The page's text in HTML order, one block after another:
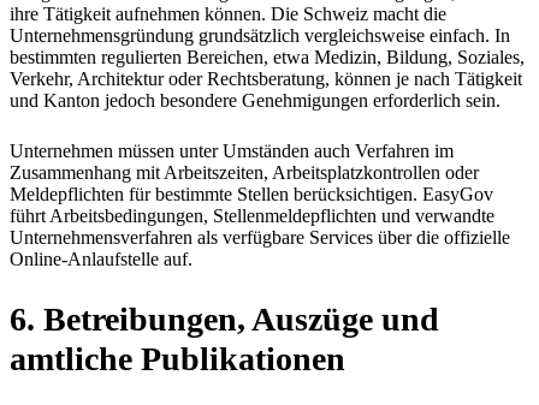
ihre Tätigkeit aufnehmen können. Die Schweiz macht die
Unternehmensgründung grundsätzlich vergleichsweise einfach. In
bestimmten regulierten Bereichen, etwa Medizin, Bildung, Soziales,
Verkehr, Architektur oder Rechtsberatung, können je nach Tätigkeit
und Kanton jedoch besondere Genehmigungen erforderlich sein.
Unternehmen müssen unter Umständen auch Verfahren im
Zusammenhang mit Arbeitszeiten, Arbeitsplatzkontrollen oder
Meldepflichten für bestimmte Stellen berücksichtigen. EasyGov
führt Arbeitsbedingungen, Stellenmeldepflichten und verwandte
Unternehmensverfahren als verfügbare Services über die offizielle
Online-Anlaufstelle auf.
6. Betreibungen, Auszüge und
amtliche Publikationen